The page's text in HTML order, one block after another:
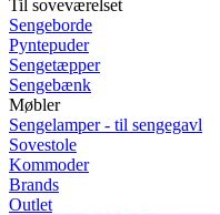
Til soveværelset
Sengeborde
Pyntepuder
Sengetæpper
Sengebænk
Møbler
Sengelamper - til sengegavl
Sovestole
Kommoder
Brands
Outlet